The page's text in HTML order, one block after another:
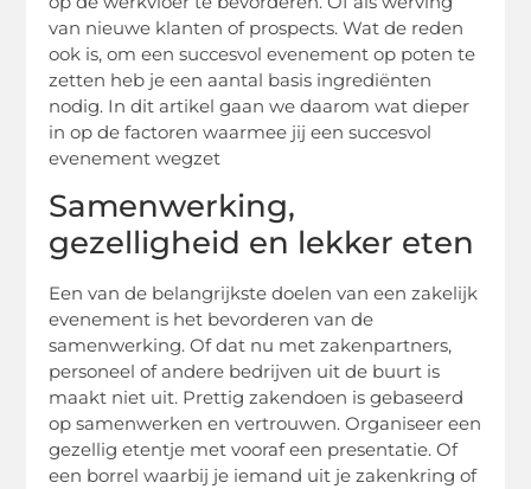
van nieuwe klanten of prospects. Wat de reden
ook is, om een succesvol evenement op poten te
zetten heb je een aantal basis ingrediënten
nodig. In dit artikel gaan we daarom wat dieper
in op de factoren waarmee jij een succesvol
evenement wegzet
Samenwerking,
gezelligheid en lekker eten
Een van de belangrijkste doelen van een zakelijk
evenement is het bevorderen van de
samenwerking. Of dat nu met zakenpartners,
personeel of andere bedrijven uit de buurt is
maakt niet uit. Prettig zakendoen is gebaseerd
op samenwerken en vertrouwen. Organiseer een
gezellig etentje met vooraf een presentatie. Of
een borrel waarbij je iemand uit je zakenkring of